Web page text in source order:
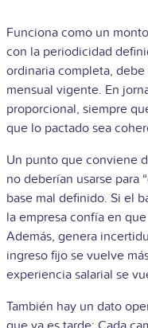
Funciona como un
con la periodicidad
ordinaria completa,
mensual vigente. En
proporcional, siempre
que lo pactado sea
Un punto que conviene
no deberían usarse para
base mal definido. Si el
la empresa confía en
Además, genera
ingreso fijo se vuelve
experiencia salarial se
También hay un dato